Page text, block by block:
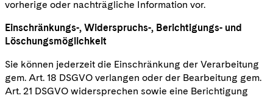
vorherige oder nachträgliche Information vor.
Einschränkungs-, Widerspruchs-, Berichtigungs- und
Löschungsmöglichkeit
Sie können jederzeit die Einschränkung der Verarbeitung
gem. Art. 18 DSGVO verlangen oder der Bearbeitung gem.
Art. 21 DSGVO widersprechen sowie eine Berichtigung